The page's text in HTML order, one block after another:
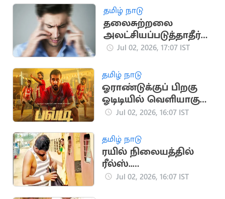
தமிழ் நாடு
தலைசுற்றலை
அலட்சியப்படுத்தாதீர்க
ள்.. உடனே
வேண்டும்
Jul 02, 2026, 17:07 IST
தமிழ் நாடு
ஓராண்டுக்குப் பிறகு
ஓடிடியில் வெளியாகும்
ஷேன் நிகாமின் 'பல்டி’
Jul 02, 2026, 16:07 IST
தமிழ் நாடு
ரயில் நிலையத்தில்
ரீல்ஸ்..
விசாரணையில்
Jul 02, 2026, 16:07 IST